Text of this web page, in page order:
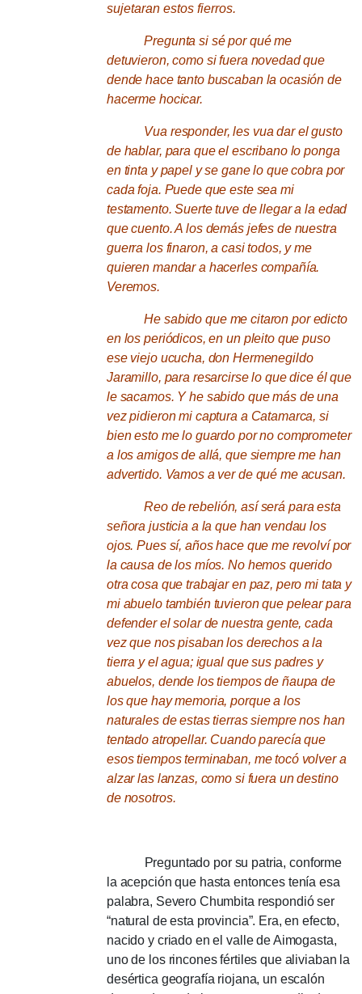
sujetaran estos fierros.
Pregunta si sé por qué me
detuvieron, como si fuera novedad que
dende hace tanto buscaban la ocasión de
hacerme hocicar.
Vua responder, les vua dar el gusto
de hablar, para que el escribano lo ponga
en tinta y papel y se gane lo que cobra por
cada foja. Puede que este sea mi
testamento.Suerte tuve de llegar a la edad
que cuento.A los demás jefes de nuestra
guerra los finaron, a casi todos, y me
quieren mandar a hacerles compañía.
Veremos.
He sabido que me citaron por edicto
en los periódicos, en un pleito que puso
ese viejo ucucha, don Hermenegildo
Jaramillo, para resarcirse lo que dice él que
le sacamos. Y he sabido que más de una
vez pidieron mi captura a Catamarca, si
bien esto me lo guardo por no comprometer
a los amigos de allá, que siempre me han
advertido. Vamos a ver de qué me acusan.
Reo de rebelión, así será para esta
señora justicia a la que han vendau los
ojos.Pues sí, años hace que me revolví por
la causa de los míos.No hemos querido
otra cosa que trabajar en paz, pero mi tata y
mi abuelo también tuvieron que pelear para
defender el solar de nuestra gente, cada
vez que nos pisaban los derechos a la
tierra y el agua; igual que sus padres y
abuelos, dende los tiempos de ñaupa de
los que hay memoria, porque a los
naturales de estas tierras siempre nos han
tentado atropellar. Cuando parecía que
esos tiempos terminaban, me tocó volver a
alzar las lanzas, como si fuera un destino
de nosotros.
Preguntado por su patria, conforme
la acepción que hasta entonces tenía esa
palabra, Severo Chumbita respondió ser
“natural de esta provincia”. Era, en efecto,
nacido y criado en el valle de Aimogasta,
uno de los rincones fértiles que aliviaban la
desértica geografía riojana, un escalón